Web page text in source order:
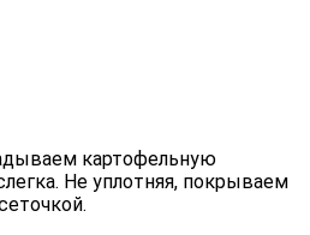
картофельную
Не уплотняя, покрываем